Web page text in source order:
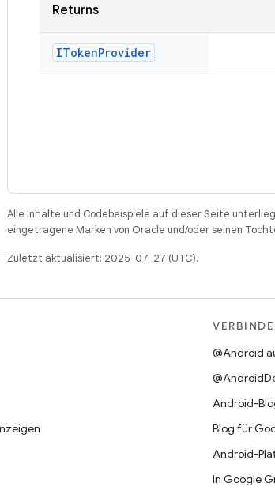
Returns
ITokenProvider
Alle Inhalte und Codebeispiele auf dieser Seite
eingetragene Marken von Oracle und/oder seinen
Zuletzt aktualisiert: 2025-07-27 (UTC).
@Android
Android-
Blog für
Android-
In Google